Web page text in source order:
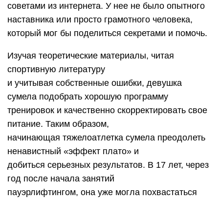
советами из интернета. У нее не было опытного
наставника или просто грамотного человека,
который мог бы поделиться секретами и помочь.
Изучая теоретические материалы, читая
спортивную литературу
и учитывая собственные ошибки, девушка
сумела подобрать хорошую программу
тренировок и качественно скорректировать свое
питание. Таким образом,
начинающая тяжелоатлетка сумела преодолеть
ненавистный «эффект плато» и
добиться серьезных результатов. В 17 лет, через
год после начала занятий
пауэрлифтингом, она уже могла похвастаться